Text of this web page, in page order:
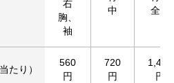
右
胸、
袖
中
全面
たり）
560
円
720
円
1,430
円